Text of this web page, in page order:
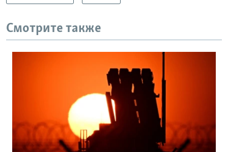
Смотрите также